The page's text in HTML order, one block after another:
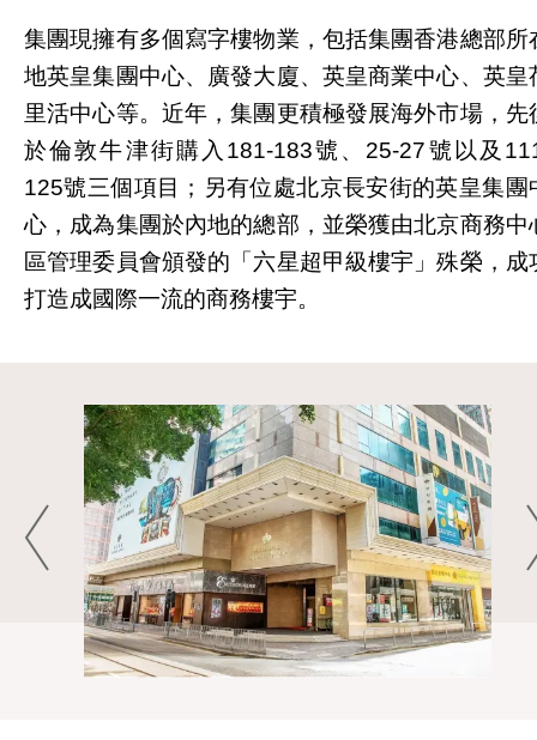
集團現擁有多個寫字樓物業，包括集團香港總部所
地英皇集團中心、廣發大廈、英皇商業中心、英皇
里活中心等。近年，集團更積極發展海外市場，先
於倫敦牛津街購入181-183號、25-27號以及
125號三個項目；另有位處北京長安街的英皇集團
心，成為集團於內地的總部，並榮獲由北京商務中
區管理委員會頒發的「六星超甲級樓宇」殊榮，成
打造成國際一流的商務樓宇。